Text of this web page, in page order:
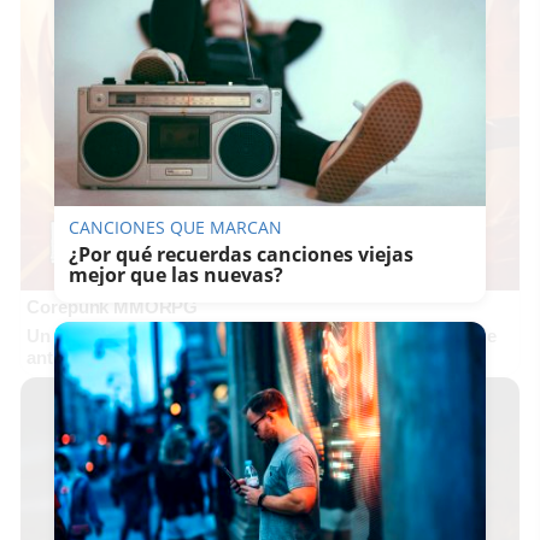
Corepunk MMORPG
Un verdadero MMORPG de la vieja escuela ¡Cómo los de
antes, pero mejor!
CANCIONES QUE MARCAN
¿Por qué recuerdas canciones viejas
mejor que las nuevas?